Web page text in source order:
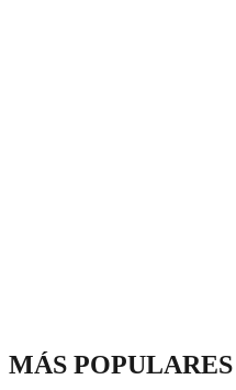
MÁS POPULARES